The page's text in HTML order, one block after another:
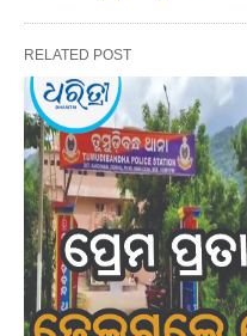
RELATED POST